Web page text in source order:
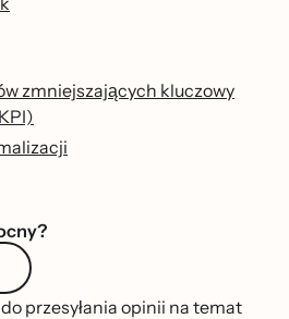
zmniejszających kluczowy
przesyłania opinii na temat